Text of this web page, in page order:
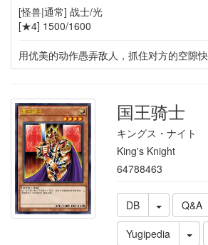
[怪兽|通常] 战士/光
[★4] 1500/1600
用优美的动作愚弄敌人，抓住对方的空隙快
国王骑士
キングス・ナイト
King's Knight
64788463
DB Q&A
Yugipedia